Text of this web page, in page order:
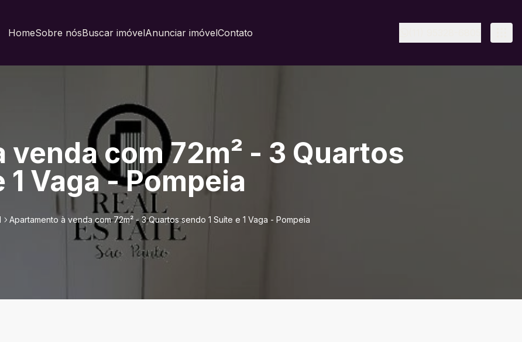
HomeSobre nósBuscar imóvelAnunciar imóvelContato
com 72m² - 3 Quartos
1 Vaga - Pompeia
Apartamento à venda com 72m² - 3 Quartos sendo 1 Suíte e 1 Vaga - Pompeia